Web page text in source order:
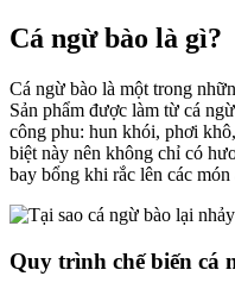
Cá ngừ bào là gì?
Cá ngừ bào là một trong
Sản phẩm được làm từ cá
công phu: hun khói, phơi
biệt này nên không chỉ có
bay bổng khi rắc lên các món
Quy trình chế biến cá